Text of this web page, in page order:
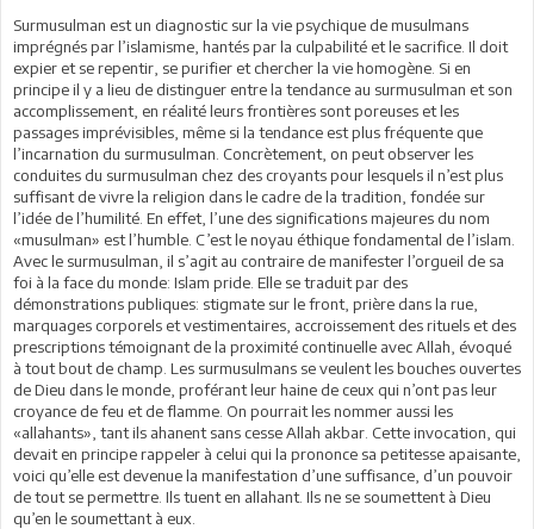
Surmusulman est un diagnostic sur la vie psychique de musulmans
imprégnés par l’islamisme, hantés par la culpabilité et le sacrifice. Il doit
expier et se repentir, se purifier et chercher la vie homogène. Si en
principe il y a lieu de distinguer entre la tendance au surmusulman et son
accomplissement, en réalité leurs frontières sont poreuses et les
passages imprévisibles, même si la tendance est plus fréquente que
l’incarnation du surmusulman. Concrètement, on peut observer les
conduites du surmusulman chez des croyants pour lesquels il n’est plus
suffisant de vivre la religion dans le cadre de la tradition, fondée sur
l’idée de l’humilité. En effet, l’une des significations majeures du nom
«musulman» est l’humble. C’est le noyau éthique fondamental de l’islam.
Avec le surmusulman, il s’agit au contraire de manifester l’orgueil de sa
foi à la face du monde: Islam pride. Elle se traduit par des
démonstrations publiques: stigmate sur le front, prière dans la rue,
marquages corporels et vestimentaires, accroissement des rituels et des
prescriptions témoignant de la proximité continuelle avec Allah, évoqué
à tout bout de champ. Les surmusulmans se veulent les bouches ouvertes
de Dieu dans le monde, proférant leur haine de ceux qui n’ont pas leur
croyance de feu et de flamme. On pourrait les nommer aussi les
«allahants», tant ils ahanent sans cesse Allah akbar. Cette invocation, qui
devait en principe rappeler à celui qui la prononce sa petitesse apaisante,
voici qu’elle est devenue la manifestation d’une suffisance, d’un pouvoir
de tout se permettre. Ils tuent en allahant. Ils ne se soumettent à Dieu
qu’en le soumettant à eux.